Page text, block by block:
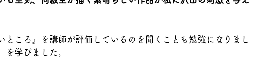
ところ』を講師が評価しているのを聞くことも勉強になりまし
を学びました。